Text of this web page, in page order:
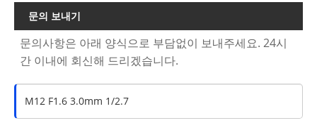
문의 보내기
문의사항은 아래 양식으로 부담없이 보내주세요. 24시
간 이내에 회신해 드리겠습니다.